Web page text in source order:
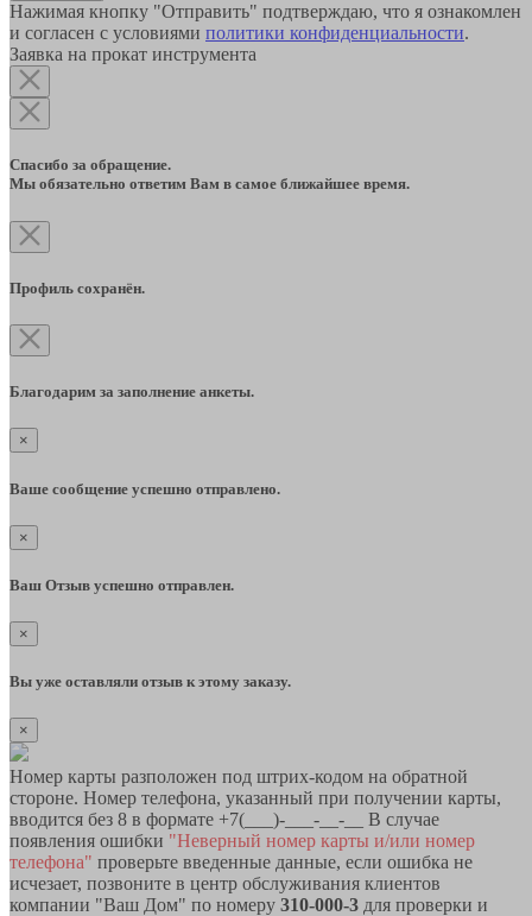
Нажимая кнопку "Отправить" подтверждаю, что я ознакомлен
и согласен с условиями политики конфиденциальности.
Заявка на прокат инструмента
Спасибо за обращение.
Мы обязательно ответим Вам в самое ближайшее время.
Профиль сохранён.
Благодарим за заполнение анкеты.
×
Ваше сообщение успешно отправлено.
×
Ваш Отзыв успешно отправлен.
×
Вы уже оставляли отзыв к этому заказу.
×
Номер карты разположен под штрих-кодом на обратной
стороне. Номер телефона, указанный при получении карты,
вводится без 8 в формате +7(___)-___-__-__ В случае
появления ошибки "Неверный номер карты и/или номер
телефона" проверьте введенные данные, если ошибка не
исчезает, позвоните в центр обслуживания клиентов
компании "Ваш Дом" по номеру 310-000-3 для проверки и